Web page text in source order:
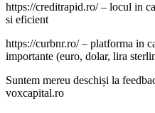
https://creditrapid.ro/ – locul in
si eficient
https://curbnr.ro/ – platforma in
importante (euro, dolar, lira
Suntem mereu deschiși la
voxcapital.ro